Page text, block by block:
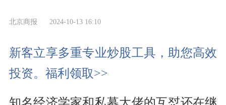
北京商报 2024-10-13 16:10
新客立享多重专业炒股工具，助您高效
投资。福利领取>>